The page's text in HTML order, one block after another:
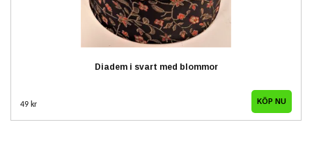
Diadem i svart med blommor
49 kr